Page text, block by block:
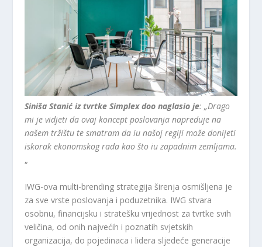
Siniša Stanić iz tvrtke Simplex doo naglasio je: „Drago
mi je vidjeti da ovaj koncept poslovanja napreduje na
našem tržištu te smatram da iu našoj regiji može donijeti
iskorak ekonomskog rada kao što iu zapadnim zemljama.
„
IWG-ova multi-brending strategija širenja osmišljena je
za sve vrste poslovanja i poduzetnika. IWG stvara
osobnu, financijsku i stratešku vrijednost za tvrtke svih
veličina, od onih najvećih i poznatih svjetskih
organizacija, do pojedinaca i lidera sljedeće generacije